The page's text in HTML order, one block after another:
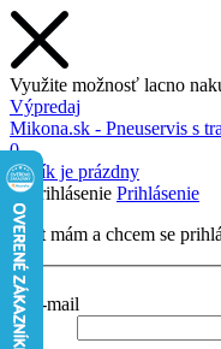
Využite možnosť lacno
Výpredaj
Mikona.sk - Pneuservis s
0
Košík je prázdny
Prihlásenie
Účet mám a chcem se
E-mail